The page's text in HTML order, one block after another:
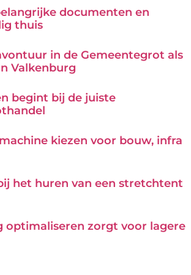
documenten en
thuis
in de Gemeentegrot als
Valkenburg
begint bij de juiste
kiezen voor bouw, infra
het huren van een stretchtent
optimaliseren zorgt voor lagere